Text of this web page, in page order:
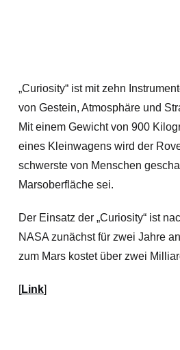
„Curiosity“ ist mit zehn
von Gestein, Atmosphäre und
Mit einem Gewicht von 900
eines Kleinwagens wird der
schwerste von Menschen
Marsoberfläche sei.
Der Einsatz der „Curiosity“ ist
NASA zunächst für zwei Jahre
zum Mars kostet über zwei
[Link]